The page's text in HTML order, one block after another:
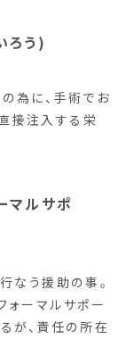
ろう)
為に、手術でお
接注入する栄
マルサポ
なう援助の事。
ォーマルサポー
が、責任の所在